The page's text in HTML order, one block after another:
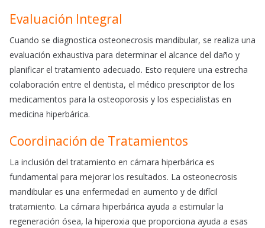
Evaluación Integral
Cuando se diagnostica osteonecrosis mandibular, se realiza una
evaluación exhaustiva para determinar el alcance del daño y
planificar el tratamiento adecuado. Esto requiere una estrecha
colaboración entre el dentista, el médico prescriptor de los
medicamentos para la osteoporosis y los especialistas en
medicina hiperbárica.
Coordinación de Tratamientos
La inclusión del tratamiento en cámara hiperbárica es
fundamental para mejorar los resultados. La osteonecrosis
mandibular es una enfermedad en aumento y de difícil
tratamiento. La cámara hiperbárica ayuda a estimular la
regeneración ósea, la hiperoxia que proporciona ayuda a esas